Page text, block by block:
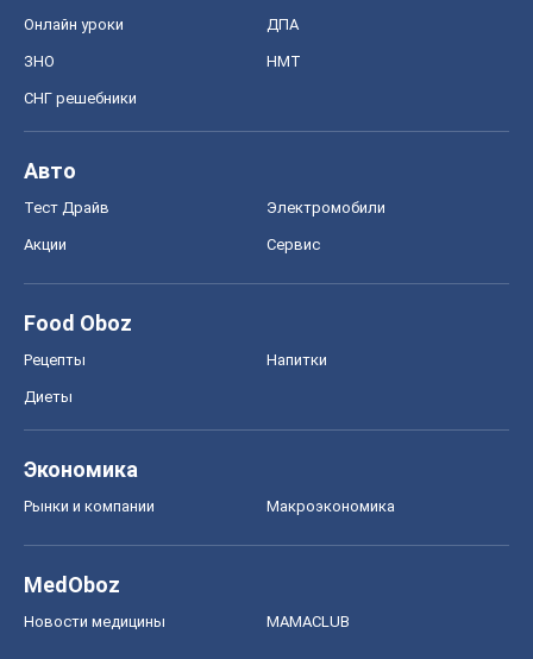
Онлайн уроки ДПА
ЗНО НМТ
СНГ решебники
Авто
Тест Драйв Электромобили
Акции Сервис
Food Oboz
Рецепты Напитки
Диеты
Экономика
Рынки и компании Mакроэкономика
MedOboz
Новости медицины MAMACLUB